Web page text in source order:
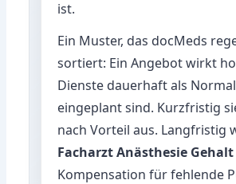
ist.
Ein Muster, das docMeds
sortiert: Ein Angebot wirkt
Dienste dauerhaft als
eingeplant sind. Kurzfristig
nach Vorteil aus. Langfristig
Facharzt Anästhesie Gehalt
Kompensation für fehlende